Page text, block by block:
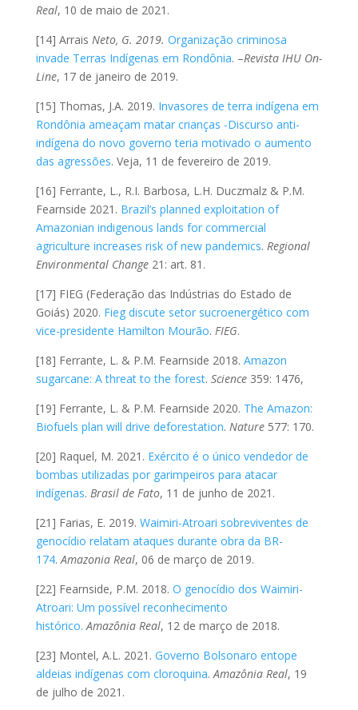
Real, 10 de maio de 2021.
[14] Arrais Neto, G. 2019. Organização criminosa
invade Terras Indígenas em Rondônia. –Revista IHU On-
Line, 17 de janeiro de 2019.
[15] Thomas, J.A. 2019. Invasores de terra indígena em
Rondônia ameaçam matar crianças -Discurso anti-
indígena do novo governo teria motivado o aumento
das agressões. Veja, 11 de fevereiro de 2019.
[16] Ferrante, L., R.I. Barbosa, L.H. Duczmalz & P.M.
Fearnside 2021. Brazil’s planned exploitation of
Amazonian indigenous lands for commercial
agriculture increases risk of new pandemics. Regional
Environmental Change21: art. 81.
[17] FIEG (Federação das Indústrias do Estado de
Goiás) 2020. Fieg discute setor sucroenergético com
vice-presidente Hamilton Mourão. FIEG.
[18] Ferrante, L. & P.M. Fearnside 2018. Amazon
sugarcane: A threat to the forest. Science359: 1476,
[19] Ferrante, L. & P.M. Fearnside 2020. The Amazon:
Biofuels plan will drive deforestation. Nature577: 170.
[20] Raquel, M. 2021. Exército é o único vendedor de
bombas utilizadas por garimpeiros para atacar
indígenas. Brasil de Fato, 11 de junho de 2021.
[21] Farias, E. 2019. Waimiri-Atroari sobreviventes de
genocídio relatam ataques durante obra da BR-
174. Amazonia Real, 06 de março de 2019.
[22] Fearnside, P.M. 2018. O genocídio dos Waimiri-
Atroari: Um possível reconhecimento
histórico. Amazônia Real, 12 de março de 2018.
[23] Montel, A.L. 2021. Governo Bolsonaro entope
aldeias indígenas com cloroquina. Amazônia Real, 19
de julho de 2021.